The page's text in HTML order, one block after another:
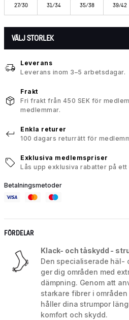
27/30 31/34 35/38 39/42
VÄLJ STORLEK
Leverans
Leverans inom 3–5 arbetsdagar.
Frakt
Fri frakt från 450 SEK för
medlemmar.
Enkla returer
100 dagars returrätt för
Exklusiva medlemspriser
Lås upp exklusiva rabatter på
Betalningsmetoder
FÖRDELAR
Klack- och tåskydd -
Den specialiserade häl-
ger dig områden med
dämpning. Genom att
starkare fibrer i
håller dina strumpor
komfort och skydd.